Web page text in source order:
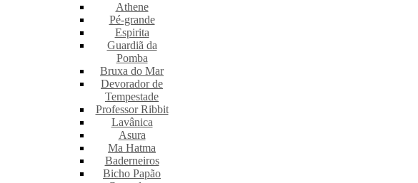
Athene
Pé-grande
Espirita
Guardiã da
Pomba
Bruxa do Mar
Devorador de
Tempestade
Professor Ribbit
Lavânica
Asura
Ma Hatma
Baderneiros
Bicho Papão